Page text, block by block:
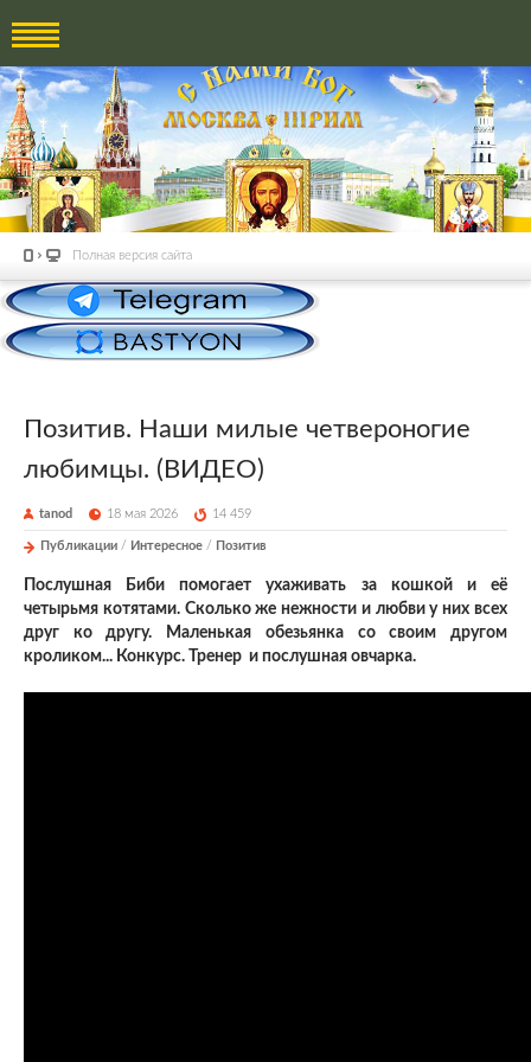
Полная версия сайта
Позитив. Наши милые четвероногие
любимцы. (ВИДЕО)
tanod 18 мая 2026 14 459
Публикации / Интересное / Позитив
Послушная Биби помогает ухаживать за кошкой и её
четырьмя котятами. Сколько же нежности и любви у них всех
друг ко другу. Маленькая обезьянка со своим другом
кроликом... Конкурс. Тренер и послушная овчарка.